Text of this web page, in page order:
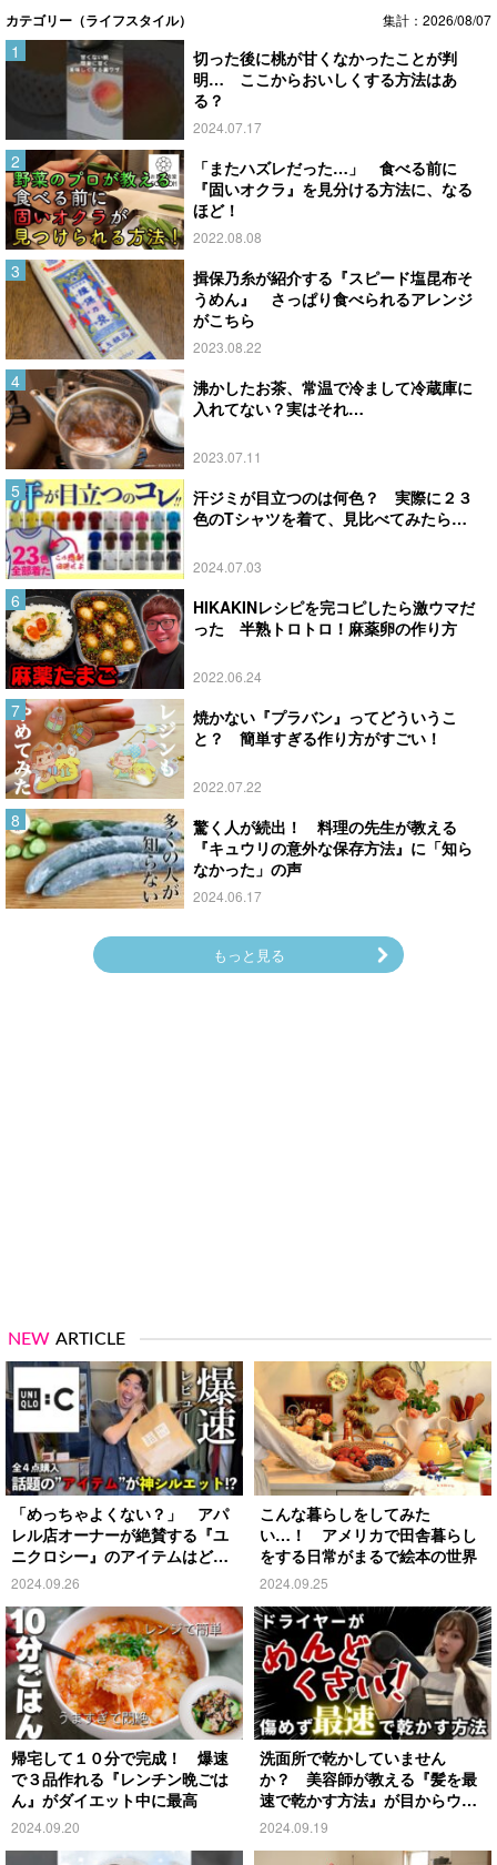
カテゴリー（ライフスタイル） 集計：2026/08/07
切った後に桃が甘くなかったことが判
明… ここからおいしくする方法はあ
る？
2024.07.17
「またハズレだった…」 食べる前に
『固いオクラ』を見分ける方法に、なる
ほど！
2022.08.08
揖保乃糸が紹介する『スピード塩昆布そ
うめん』 さっぱり食べられるアレンジ
がこちら
2023.08.22
沸かしたお茶、常温で冷まして冷蔵庫に
入れてない？実はそれ…
2023.07.11
汗ジミが目立つのは何色？ 実際に２３
色のTシャツを着て、見比べてみたら…
2024.07.03
HIKAKINレシピを完コピしたら激ウマだ
った 半熟トロトロ！麻薬卵の作り方
2022.06.24
焼かない『プラバン』ってどういうこ
と？ 簡単すぎる作り方がすごい！
2022.07.22
驚く人が続出！ 料理の先生が教える
『キュウリの意外な保存方法』に「知ら
なかった」の声
2024.06.17
もっと見る
NEW ARTICLE
「めっちゃよくない？」 アパ
レル店オーナーが絶賛する『ユ
ニクロシー』のアイテムはど
れ？
2024.09.26
こんな暮らしをしてみた
い…！ アメリカで田舎暮らし
をする日常がまるで絵本の世界
2024.09.25
帰宅して１０分で完成！ 爆速
で３品作れる『レンチン晩ごは
ん』がダイエット中に最高
2024.09.20
洗面所で乾かしていません
か？ 美容師が教える『髪を最
速で乾かす方法』が目からウロ
コ
2024.09.19